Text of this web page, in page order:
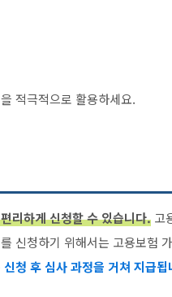
적극적으로 활용하세요.
리하게 신청할 수 있습니다. 고
신청하기 위해서는 고용보험
신청 후 심사 과정을 거쳐 지급됩